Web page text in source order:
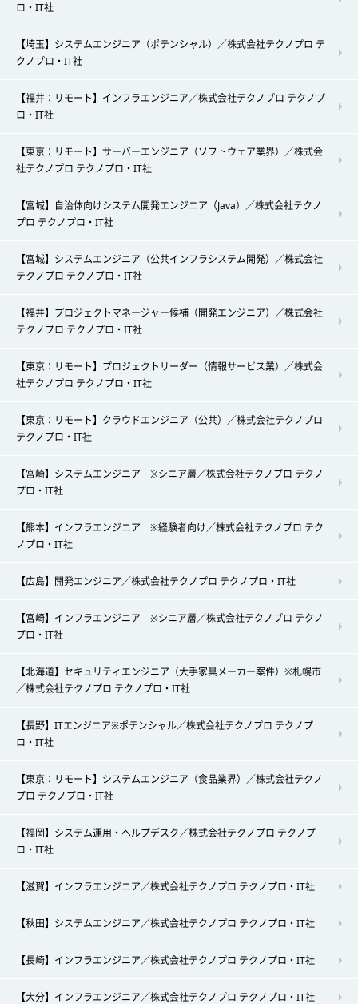
ロ・IT社
【埼玉】システムエンジニア（ポテンシャル）／株式会社テクノプロ テ
クノプロ・IT社
【福井：リモート】インフラエンジニア／株式会社テクノプロ テクノプ
ロ・IT社
【東京：リモート】サーバーエンジニア（ソフトウェア業界）／株式会
社テクノプロ テクノプロ・IT社
【宮城】自治体向けシステム開発エンジニア（Java）／株式会社テクノ
プロ テクノプロ・IT社
【宮城】システムエンジニア（公共インフラシステム開発）／株式会社
テクノプロ テクノプロ・IT社
【福井】プロジェクトマネージャー候補（開発エンジニア）／株式会社
テクノプロ テクノプロ・IT社
【東京：リモート】プロジェクトリーダー（情報サービス業）／株式会
社テクノプロ テクノプロ・IT社
【東京：リモート】クラウドエンジニア（公共）／株式会社テクノプロ
テクノプロ・IT社
【宮崎】システムエンジニア ※シニア層／株式会社テクノプロ テクノ
プロ・IT社
【熊本】インフラエンジニア ※経験者向け／株式会社テクノプロ テク
ノプロ・IT社
【広島】開発エンジニア／株式会社テクノプロ テクノプロ・IT社
【宮崎】インフラエンジニア ※シニア層／株式会社テクノプロ テクノ
プロ・IT社
【北海道】セキュリティエンジニア（大手家具メーカー案件）※札幌市
／株式会社テクノプロ テクノプロ・IT社
【長野】ITエンジニア※ポテンシャル／株式会社テクノプロ テクノプ
ロ・IT社
【東京：リモート】システムエンジニア（食品業界）／株式会社テクノ
プロ テクノプロ・IT社
【福岡】システム運用・ヘルプデスク／株式会社テクノプロ テクノプ
ロ・IT社
【滋賀】インフラエンジニア／株式会社テクノプロ テクノプロ・IT社
【秋田】システムエンジニア／株式会社テクノプロ テクノプロ・IT社
【長崎】インフラエンジニア／株式会社テクノプロ テクノプロ・IT社
【大分】インフラエンジニア／株式会社テクノプロ テクノプロ・IT社